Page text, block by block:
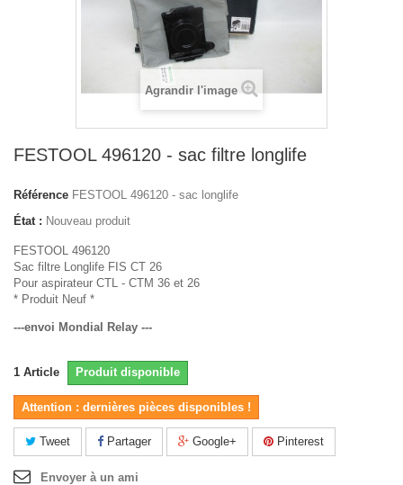
Agrandir l'image
FESTOOL 496120 - sac filtre longlife
Référence FESTOOL 496120 - sac longlife
État : Nouveau produit
FESTOOL 496120
Sac filtre Longlife FIS CT 26
Pour aspirateur CTL - CTM 36 et 26
* Produit Neuf *
---envoi Mondial Relay ---
1 Article Produit disponible
Attention : dernières pièces disponibles !
Tweet Partager Google+ Pinterest
Envoyer à un ami